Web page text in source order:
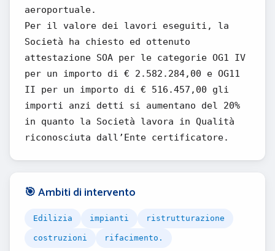
aeroportuale.
Per il valore dei lavori eseguiti, la
Società ha chiesto ed ottenuto
attestazione SOA per le categorie OG1 IV
per un importo di € 2.582.284,00 e OG11
II per un importo di € 516.457,00 gli
importi anzi detti si aumentano del 20%
in quanto la Società lavora in Qualità
riconosciuta dall’Ente certificatore.
🎯 Ambiti di intervento
Edilizia impianti ristrutturazione
costruzioni rifacimento.